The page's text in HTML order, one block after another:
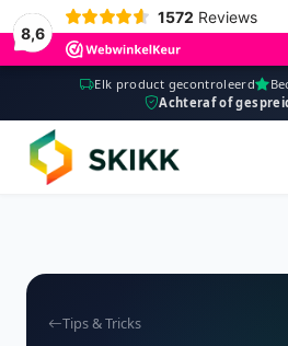
8,6
1572 Reviews
Elk product gecontroleerd
Achteraf of
Tips & Tricks